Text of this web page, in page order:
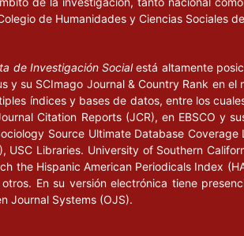
de Humanidades y Ciencias Sociales
de Investigación Socialestá altamente
y su SCImago Journal & Country Rank en
índices y bases de datos, entre los
Citation Reports (JCR), en EBSCO y
Source Ultimate Database
USC Libraries. University of Southern
the Hispanic American Periodicals Index
En su versión electrónica tiene
Journal Systems (OJS).